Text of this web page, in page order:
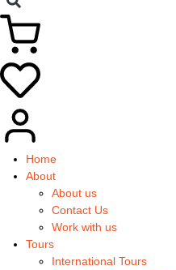
Home
About
About us
Contact Us
Work with us
Tours
International Tours